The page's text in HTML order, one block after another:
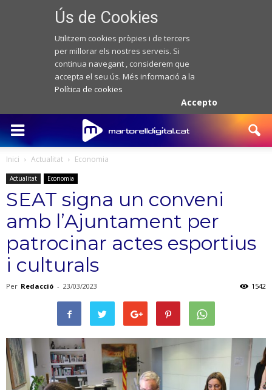
Ús de Cookies
Utilitzem cookies pròpies i de tercers
per millorar els nostres serveis. Si
continua navegant , considerem que
accepta el seu ús. Més informació a la
Política de cookies
Accepto
Inici Actualitat Economia
Actualitat Economia
SEAT signa un conveni
amb l’Ajuntament per
patrocinar actes esportius
i culturals
Per Redacció - 23/03/2023 1542